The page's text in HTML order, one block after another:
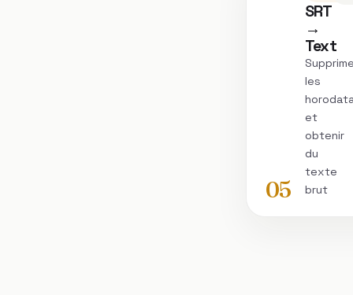
05
SRT
→
Text
les
et
obtenir
du
texte
brut